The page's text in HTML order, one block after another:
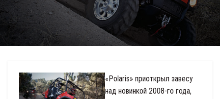
«Polaris» приоткрыл завесу
над новинкой 2008-го года,